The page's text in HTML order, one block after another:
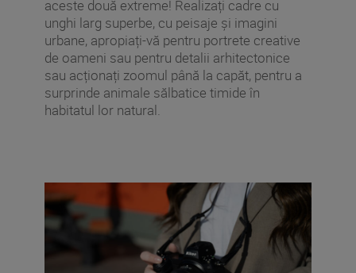
aceste două extreme! Realizați cadre cu
unghi larg superbe, cu peisaje și imagini
urbane, apropiați-vă pentru portrete creative
de oameni sau pentru detalii arhitectonice
sau acționați zoomul până la capăt, pentru a
surprinde animale sălbatice timide în
habitatul lor natural.